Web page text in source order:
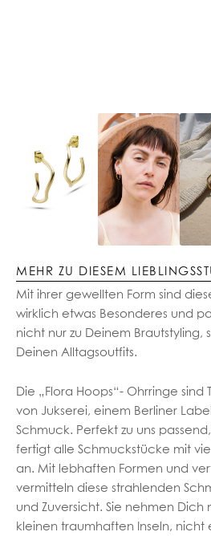
MEHR ZU DIESEM
Mit ihrer gewellten Form sind
wirklich etwas Besonderes und
nicht nur zu Deinem Brautstyling,
Deinen Alltagsoutfits.
Die „Flora Hoops“- Ohrringe sind
von Jukserei, einem Berliner
Schmuck. Perfekt zu uns
fertigt alle Schmuckstücke mit
an. Mit lebhaften Formen und
vermitteln diese strahlenden
und Zuversicht. Sie nehmen Dich
kleinen traumhaften Inseln, nicht